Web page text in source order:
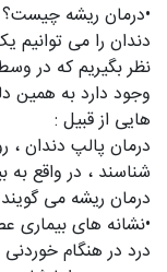
•درمان ریشه چیست؟
دندان را می
نظر بگیریم که در
وجود دارد به همین
هایی از قبیل :
درمان پالپ دندان
شناسند ، در واقع به
درمان ریشه می
•نشانه های بیماری
درد در هنگام